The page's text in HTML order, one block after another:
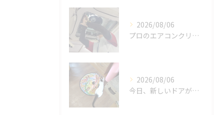
2026/08/06
プロのエアコンクリーニングは、店舗やオフィスにおいて多くのメ...
2026/08/06
今日、新しいドアが開かれました。